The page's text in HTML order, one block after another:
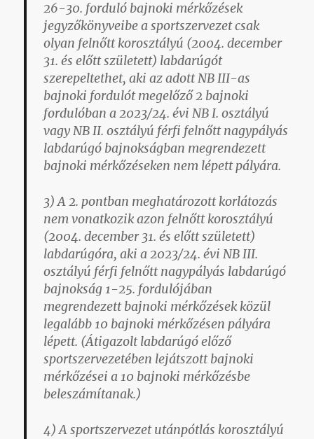
26-30. forduló bajnoki mérkőzések
jegyzőkönyveibe a sportszervezet csak
olyan felnőtt korosztályú (2004. december
31. és előtt született) labdarúgót
szerepeltethet, aki az adott NB III-as
bajnoki fordulót megelőző 2 bajnoki
fordulóban a 2023/24. évi NB I. osztályú
vagy NB II. osztályú férfi felnőtt nagypályás
labdarúgó bajnokságban megrendezett
bajnoki mérkőzéseken nem lépett pályára.
3) A 2. pontban meghatározott korlátozás
nem vonatkozik azon felnőtt korosztályú
(2004. december 31. és előtt született)
labdarúgóra, aki a 2023/24. évi NB III.
osztályú férfi felnőtt nagypályás labdarúgó
bajnokság 1-25. fordulójában
megrendezett bajnoki mérkőzések közül
legalább 10 bajnoki mérkőzésen pályára
lépett. (Átigazolt labdarúgó előző
sportszervezetében lejátszott bajnoki
mérkőzései a 10 bajnoki mérkőzésbe
beleszámítanak.)
4) A sportszervezet utánpótlás korosztályú